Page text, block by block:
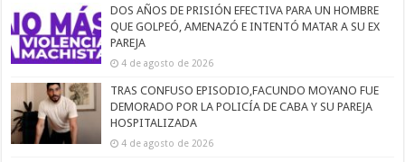
DOS AÑOS DE PRISIÓN EFECTIVA PARA UN HOMBRE
QUE GOLPEÓ, AMENAZÓ E INTENTÓ MATAR A SU EX
PAREJA
4 de agosto de 2026
TRAS CONFUSO EPISODIO,FACUNDO MOYANO FUE
DEMORADO POR LA POLICÍA DE CABA Y SU PAREJA
HOSPITALIZADA
4 de agosto de 2026